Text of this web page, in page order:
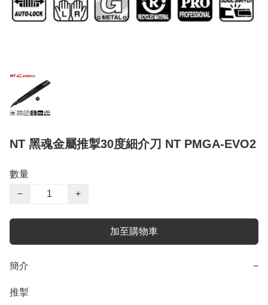
NT 黑魂金屬推掣30度細介刀 NT PMGA-EVO2
數量
−
+
加至購物車
簡介 −
推掣